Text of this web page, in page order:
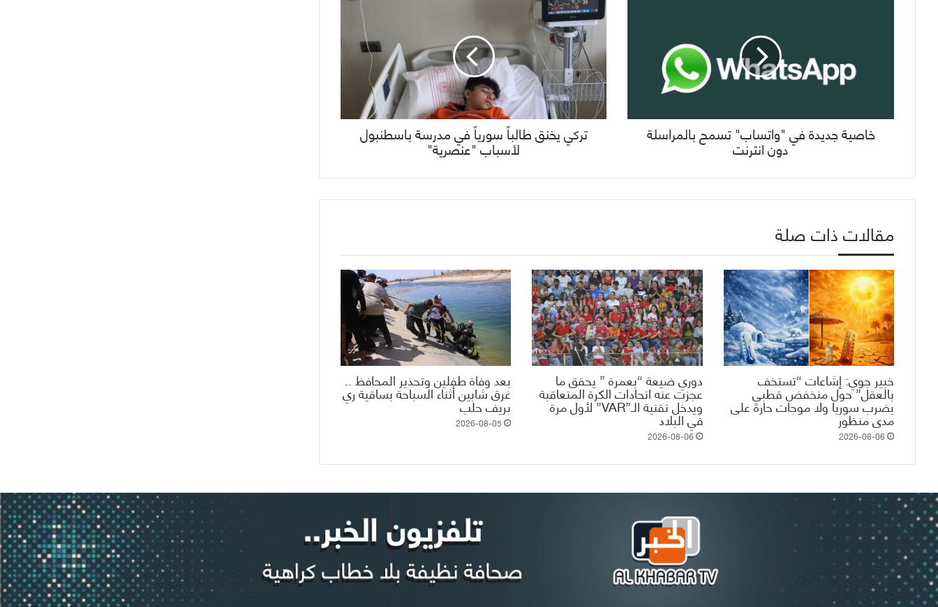
خاصية جديدة في "واتساب" تسمح بالمراسلة
دون انترنت
تركي يخنق طالباً سورياً في مدرسة باسطنبول
لأسباب "عنصرية"
مقالات ذات صلة
خبير جوي: إشاعات “تستخف
بالعقل” حول منخفض قطبي
يضرب سوريا ولا موجات حارة على
مدى منظور
2026-08-06
دوري ضيعة “بعمرة ” يحقق ما
عجزت عنه اتحادات الكرة المتعاقبة
ويدخل تقنية الـ”VAR” لأول مرة
في البلاد
2026-08-06
بعد وفاة طفلين وتحذير المحافظ ..
غرق شابين أثناء السباحة بساقية ري
بريف حلب
2026-08-05